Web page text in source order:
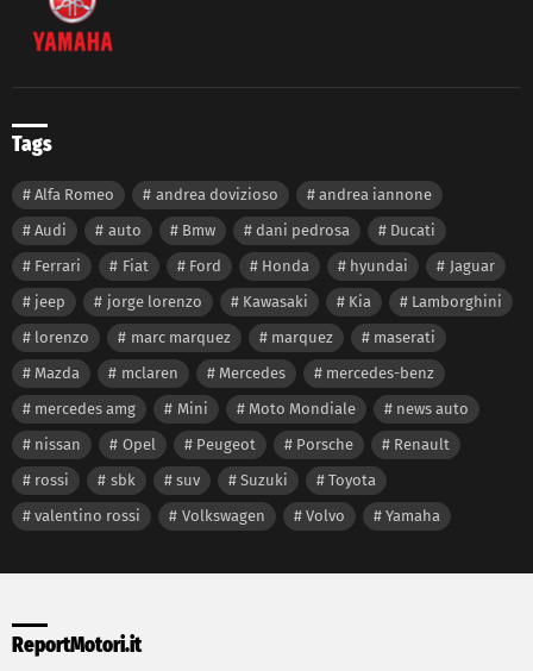
Tags
Alfa Romeo andrea dovizioso
andrea iannone
Audi
auto Bmw dani pedrosa
Ducati
Ferrari
Fiat Ford Honda hyundai
Jaguar
jeep
jorge lorenzo Kawasaki Kia
Lamborghini
lorenzo
marc marquez marquez
maserati
Mazda
mclaren Mercedes
mercedes-benz
mercedes amg
Mini Moto Mondiale
news auto
nissan
Opel Peugeot Porsche
Renault
rossi
sbk suv Suzuki
Toyota
valentino rossi
Volkswagen Volvo Yamaha
ReportMotori.it